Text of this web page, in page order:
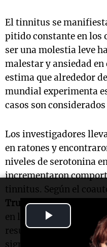
Video
El tinnitus se
pitido constante en los
ser una molestia leve
malestar y ansiedad en
estima que alrededor
mundial experimenta
casos son
Los investigadores
en ratones y
niveles de serotonina
incrementaron
tinnitus. Según el
Trussell, Ph.D.,
en la
Escuela de
resultados podrían
significativas para